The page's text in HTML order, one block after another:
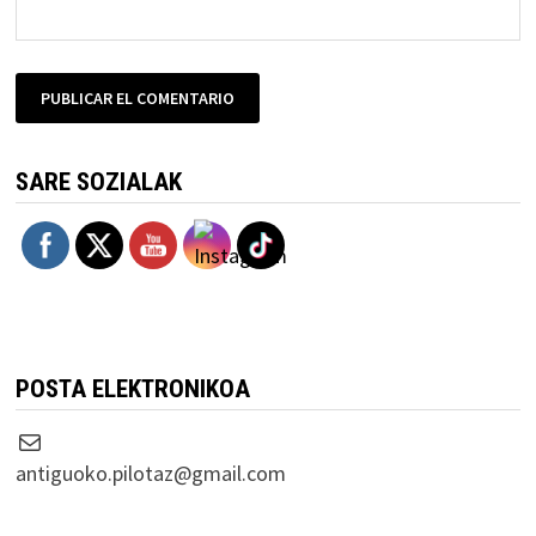
SARE SOZIALAK
POSTA ELEKTRONIKOA
Correo electrónico
antiguoko.pilotaz@gmail.com